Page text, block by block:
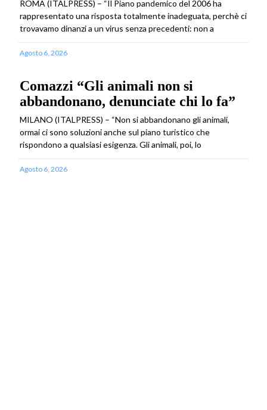
ROMA (ITALPRESS) – “Il Piano pandemico del 2006 ha
rappresentato una risposta totalmente inadeguata, perchè ci
trovavamo dinanzi a un virus senza precedenti: non a
Agosto 6, 2026
Comazzi “Gli animali non si
abbandonano, denunciate chi lo fa”
MILANO (ITALPRESS) – “Non si abbandonano gli animali,
ormai ci sono soluzioni anche sul piano turistico che
rispondono a qualsiasi esigenza. Gli animali, poi, lo
Agosto 6, 2026